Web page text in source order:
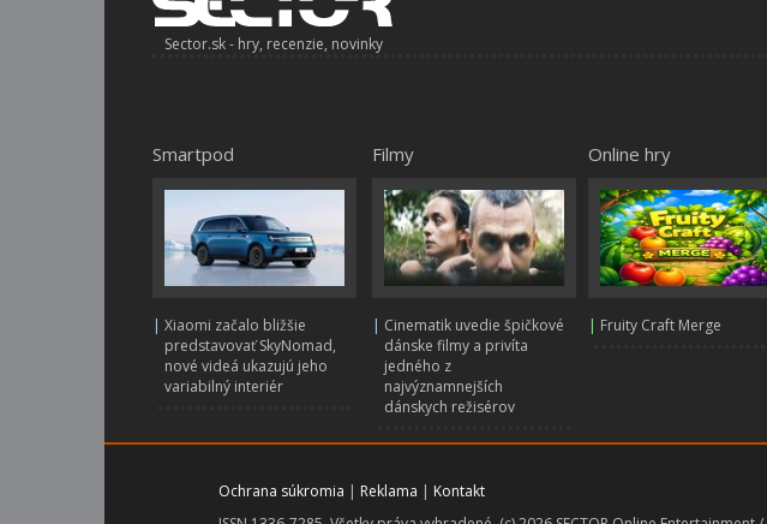
Sector.sk - hry, recenzie, novinky
Smartpod
| Xiaomi začalo bližšie
predstavovať SkyNomad,
nové videá ukazujú jeho
variabilný interiér
Filmy
| Cinematik uvedie špičkové
dánske filmy a privíta
jedného z
najvýznamnejších
dánskych režisérov
Online hry
| Fruity Craft Merge
Ochrana súkromia | Reklama | Kontakt